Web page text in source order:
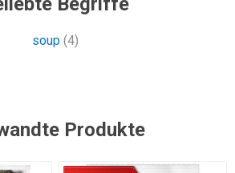
soup (4)
Produkte